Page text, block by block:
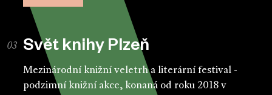
Svět knihy Plzeň
Mezinárodní knižní veletrh a literární festival -
podzimní knižní akce, konaná od roku 2018 v